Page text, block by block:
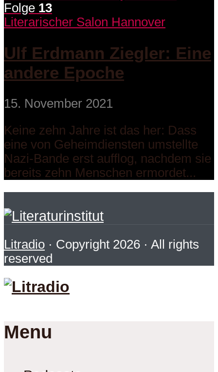
Folge 13
Literarischer Salon Hannover
Ulf Erdmann Ziegler: Eine
andere Epoche
15. November 2021
Keine zehn Jahre ist das her: Dass
eine von Geheimdiensten umstellte
Nazi-Bande erst aufflog, nachdem sie
bereits zehn Menschen ermordet...
Litradio · Copyright 2026 · All rights
reserved
Menu